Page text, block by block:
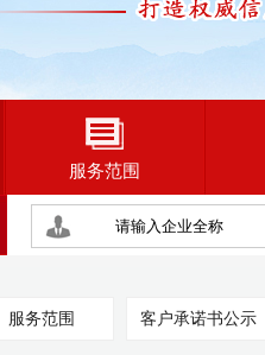
服务范围
服务范围 客户承诺书公示